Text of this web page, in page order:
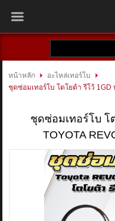
สินค้าที่สนใจ
หน้าหลัก
สินค้า
หน้าหลัก
อะไหล่เทอร์โบ
ชุดซ่อมเทอร์โบ โตโยต้า รีโว้ 1GD
ชุดซ่อมเทอร์โบ โ
TOYOTA